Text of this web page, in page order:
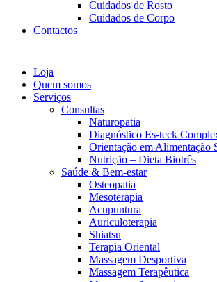
Cuidados de Rosto
Cuidados de Corpo
Contactos
Loja
Quem somos
Serviços
Consultas
Naturopatia
Diagnóstico Es-teck
Orientação em Alimentação
Nutrição – Dieta Biotrês
Saúde & Bem-estar
Osteopatia
Mesoterapia
Acupuntura
Auriculoterapia
Shiatsu
Terapia Oriental
Massagem Desportiva
Massagem Terapêutica